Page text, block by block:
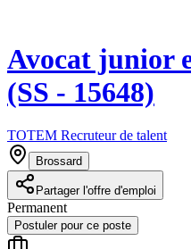
Avocat junior
(SS - 15648)
TOTEM Recruteur de talent
Brossard
Partager l'offre d'emploi
Permanent
Postuler pour ce poste